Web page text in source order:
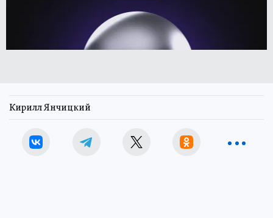
Кирилл Янчицкий